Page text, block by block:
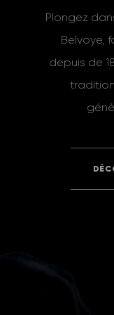
Plongez
Belvoye,
depuis de